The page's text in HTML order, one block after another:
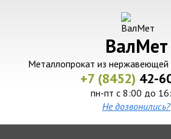
ВалМет
Металлопрокат из нержавеющей
+7 (8452) 42-
пн-пт с 8:00 до
Не дозвонились?